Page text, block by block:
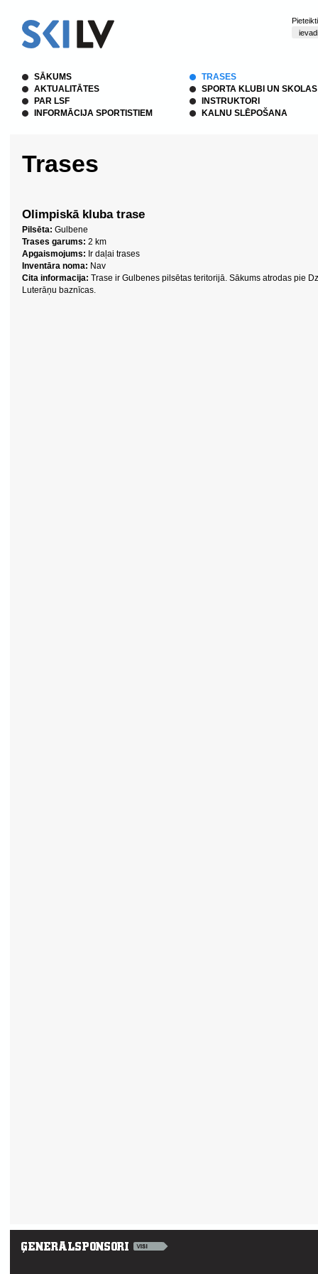
SĀKUMS
AKTUALITĀTES
PAR LSF
INFORMĀCIJA SPORTISTIEM
TRASES
SPORTA KLUBI UN SKOLAS
INSTRUKTORI
KALNU SLĒPOŠANA
Trases
Olimpiskā kluba trase
Pilsēta: Gulbene
Trases garums: 2 km
Apgaismojums: Ir daļai trases
Inventāra noma: Nav
Cita informacija: Trase ir Gulbenes pilsētas teritorijā. Sākums atrodas pie
Luterāņu baznīcas.